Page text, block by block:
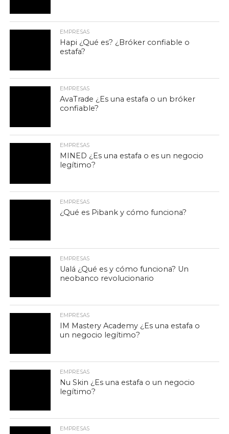
EMPRESAS
Hapi ¿Qué es? ¿Bróker confiable o
estafa?
EMPRESAS
AvaTrade ¿Es una estafa o un bróker
confiable?
EMPRESAS
MINED ¿Es una estafa o es un negocio
legítimo?
EMPRESAS
¿Qué es Pibank y cómo funciona?
EMPRESAS
Ualá ¿Qué es y cómo funciona? Un
neobanco revolucionario
EMPRESAS
IM Mastery Academy ¿Es una estafa o
un negocio legítimo?
EMPRESAS
Nu Skin ¿Es una estafa o un negocio
legítimo?
EMPRESAS